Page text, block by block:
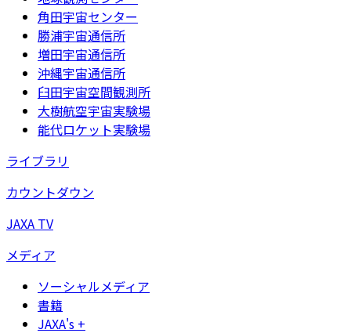
角田宇宙センター
勝浦宇宙通信所
増田宇宙通信所
沖縄宇宙通信所
臼田宇宙空間観測所
大樹航空宇宙実験場
能代ロケット実験場
ライブラリ
カウントダウン
JAXA TV
メディア
ソーシャルメディア
書籍
JAXA's +